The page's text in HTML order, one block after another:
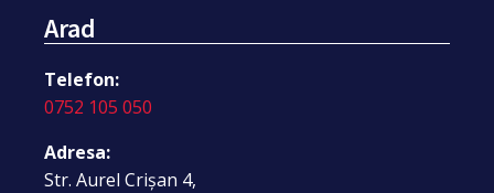
Arad
Telefon:
0752 105 050
Adresa:
Str. Aurel Crișan 4,